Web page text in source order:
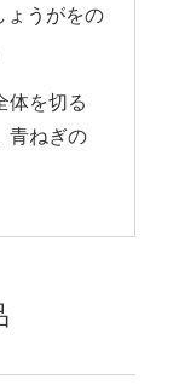
ょうがをの
体を切る
青ねぎの